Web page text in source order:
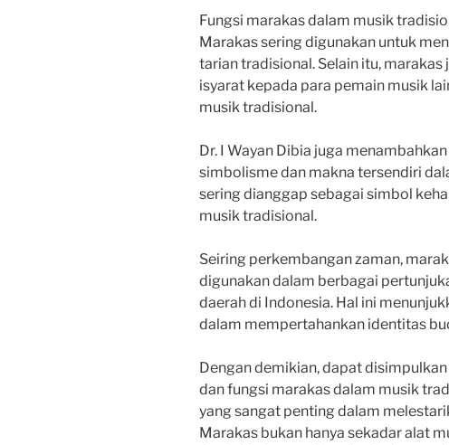
Fungsi marakas dalam musik
Marakas sering digunakan untuk
tarian tradisional. Selain itu,
isyarat kepada para pemain musik
musik tradisional.
Dr. I Wayan Dibia juga
simbolisme dan makna tersendiri
sering dianggap sebagai simbol
musik tradisional.
Seiring perkembangan zaman,
digunakan dalam berbagai
daerah di Indonesia. Hal ini
dalam mempertahankan identitas
Dengan demikian, dapat disimpulkan
dan fungsi marakas dalam musik
yang sangat penting dalam
Marakas bukan hanya sekadar alat